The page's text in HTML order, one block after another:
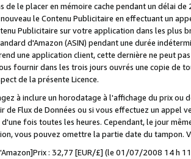
de le placer en mémoire cache pendant un délai
le Contenu Publicitaire en effectuant un
Publicitaire sur votre application dans les plus
d'Amazon (ASIN) pendant une durée
une application client, cette dernière ne peut
fournir dans les trois jours ouvrés une copie de
de la présente Licence.
à inclure un horodatage à l'affichage du prix
de Flux de Données ou si vous effectuez un appel
fois toutes les heures. Cependant, le jour
vous pouvez omettre la partie date du tampon.
: 32,77 [EUR/£] (le 01/07/2008 14 h